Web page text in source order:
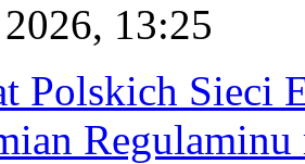
13:25
Polskich Sieci